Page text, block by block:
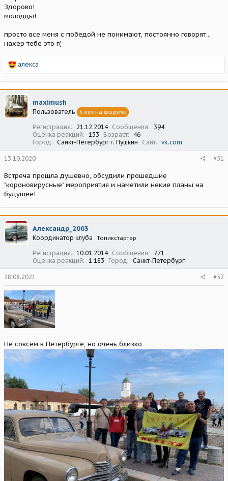
Здорово!
молодцы!
просто все меня с победой не понимают, постоянно говорят...
нахер тебе это г(
Р
а
к
ц
и
и
алекса
maximush
Пользователь 5 лет на форуме
Регистрация 21.12.2014 Сообщения
394
Оценка реакций
133 Возраст
46
Город
Санкт-Петербург г. Пушкин Сайт vk.com
13.10.2020 #51
Встреча прошла душевно, обсудили прошедшие
"короновирусные" мероприятия и наметили некие планы на
будущее!
Александр_2003
Координатор клуба Топикстартер
Регистрация 10.01.2014 Сообщения
771
Оценка реакций
1 183 Город Санкт-Петербург
28.08.2021 #52
Не совсем в Петербурге, но очень близко